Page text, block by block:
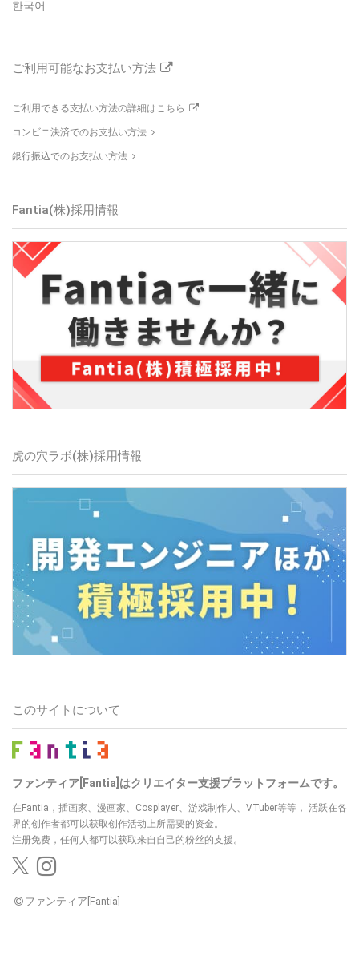
한국어
ご利用可能なお支払い方法
ご利用できる支払い方法の詳細はこちら
コンビニ決済でのお支払い方法
銀行振込でのお支払い方法
Fantia(株)採用情報
虎の穴ラボ(株)採用情報
このサイトについて
ファンティア[Fantia]はクリエイター支援プラットフォームです。
在Fantia，插画家、漫画家、Cosplayer、游戏制作人、VTuber等等， 活跃在各
界的创作者都可以获取创作活动上所需要的资金。
注册免费，任何人都可以获取来自自己的粉丝的支援。
ファンティア[Fantia]